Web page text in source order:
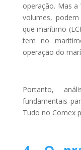
operação. Mas a
volumes,
que marítimo
tem no
operação do
Portanto,
fundamentais
Tudo no Comex